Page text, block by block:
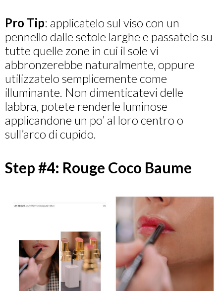
Pro Tip: applicatelo sul viso con un
pennello dalle setole larghe e passatelo su
tutte quelle zone in cui il sole vi
abbronzerebbe naturalmente, oppure
utilizzatelo semplicemente come
illuminante. Non dimenticatevi delle
labbra, potete renderle luminose
applicandone un po’ al loro centro o
sull’arco di cupido.
Step #4: Rouge Coco Baume